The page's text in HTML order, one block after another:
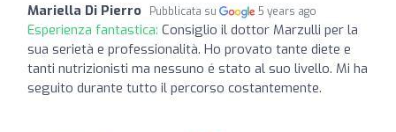
Mariella Di Pierro Pubblicata su 5 years ago
Esperienza fantastica: Consiglio il dottor Marzulli per la
sua serietà e professionalità. Ho provato tante diete e
tanti nutrizionisti ma nessuno é stato al suo livello. Mi ha
seguito durante tutto il percorso costantemente.